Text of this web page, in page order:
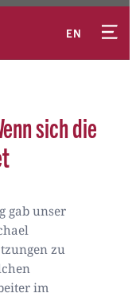
EN
sich die
gab unser
zu
im